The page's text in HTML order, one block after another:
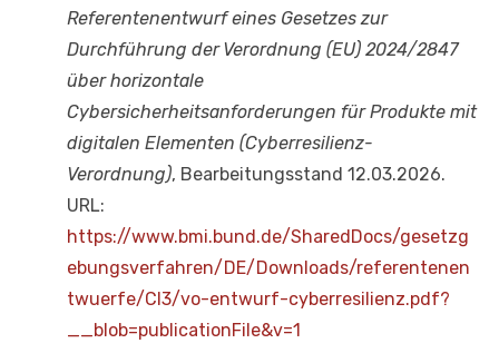
Referentenentwurf eines Gesetzes zur
Durchführung der Verordnung (EU) 2024/2847
über horizontale
Cybersicherheitsanforderungen für Produkte mit
digitalen Elementen (Cyberresilienz-
Verordnung), Bearbeitungsstand 12.03.2026.
URL:
https://www.bmi.bund.de/SharedDocs/gesetzg
ebungsverfahren/DE/Downloads/referentenen
twuerfe/CI3/vo-entwurf-cyberresilienz.pdf?
__blob=publicationFile&v=1